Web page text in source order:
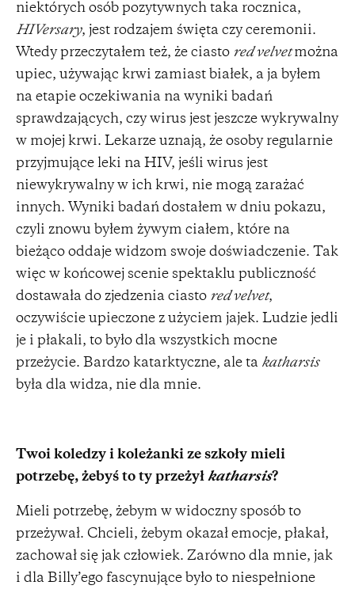
niektórych osób pozytywnych taka rocznica,
HIVersary, jest rodzajem święta czy ceremonii.
Wtedy przeczytałem też, że ciasto red velvetmożna
upiec, używając krwi zamiast białek, a ja byłem
na etapie oczekiwania na wyniki badań
sprawdzających, czy wirus jest jeszcze wykrywalny
w mojej krwi. Lekarze uznają, że osoby regularnie
przyjmujące leki na HIV, jeśli wirus jest
niewykrywalny w ich krwi, nie mogą zarażać
innych. Wyniki badań dostałem w dniu pokazu,
czyli znowu byłem żywym ciałem, które na
bieżąco oddaje widzom swoje doświadczenie. Tak
więc w końcowej scenie spektaklu publiczność
dostawała do zjedzenia ciasto red velvet,
oczywiście upieczone z użyciem jajek. Ludzie jedli
je i płakali, to było dla wszystkich mocne
przeżycie. Bardzo katarktyczne, ale ta katharsis
była dla widza, nie dla mnie.
Twoi koledzy i koleżanki ze szkoły mieli
potrzebę, żebyś to ty przeżył katharsis?
Mieli potrzebę, żebym w widoczny sposób to
przeżywał. Chcieli, żebym okazał emocje, płakał,
zachował się jak człowiek. Zarówno dla mnie, jak
i dla Billy’ego fascynujące było to niespełnione